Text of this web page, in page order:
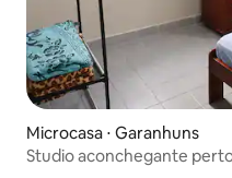
Microcasa ⋅ Garanhuns
Studio aconchegante